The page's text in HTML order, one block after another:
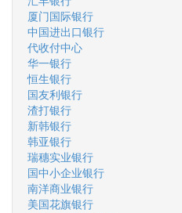
厦门国际银行
中国进出口银行
代收付中心
华一银行
恒生银行
国友利银行
渣打银行
新韩银行
韩亚银行
瑞穗实业银行
国中小企业银行
南洋商业银行
美国花旗银行